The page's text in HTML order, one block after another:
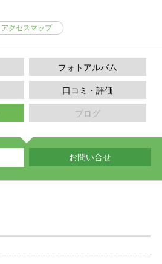
アクセスマップ
フォトアルバム
口コミ・評価
ブログ
お問い合せ